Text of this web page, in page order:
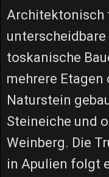
Architektonisch
unterscheidbare
toskanische
mehrere
Naturstein
Steineiche und
Weinberg. Die
in Apulien folgt